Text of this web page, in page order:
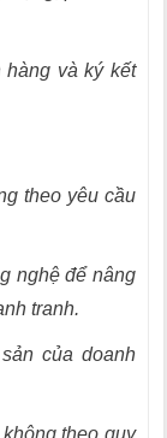
hàng và ký kết
theo yêu cầu
nghệ để nâng
tranh.
của doanh
theo quy